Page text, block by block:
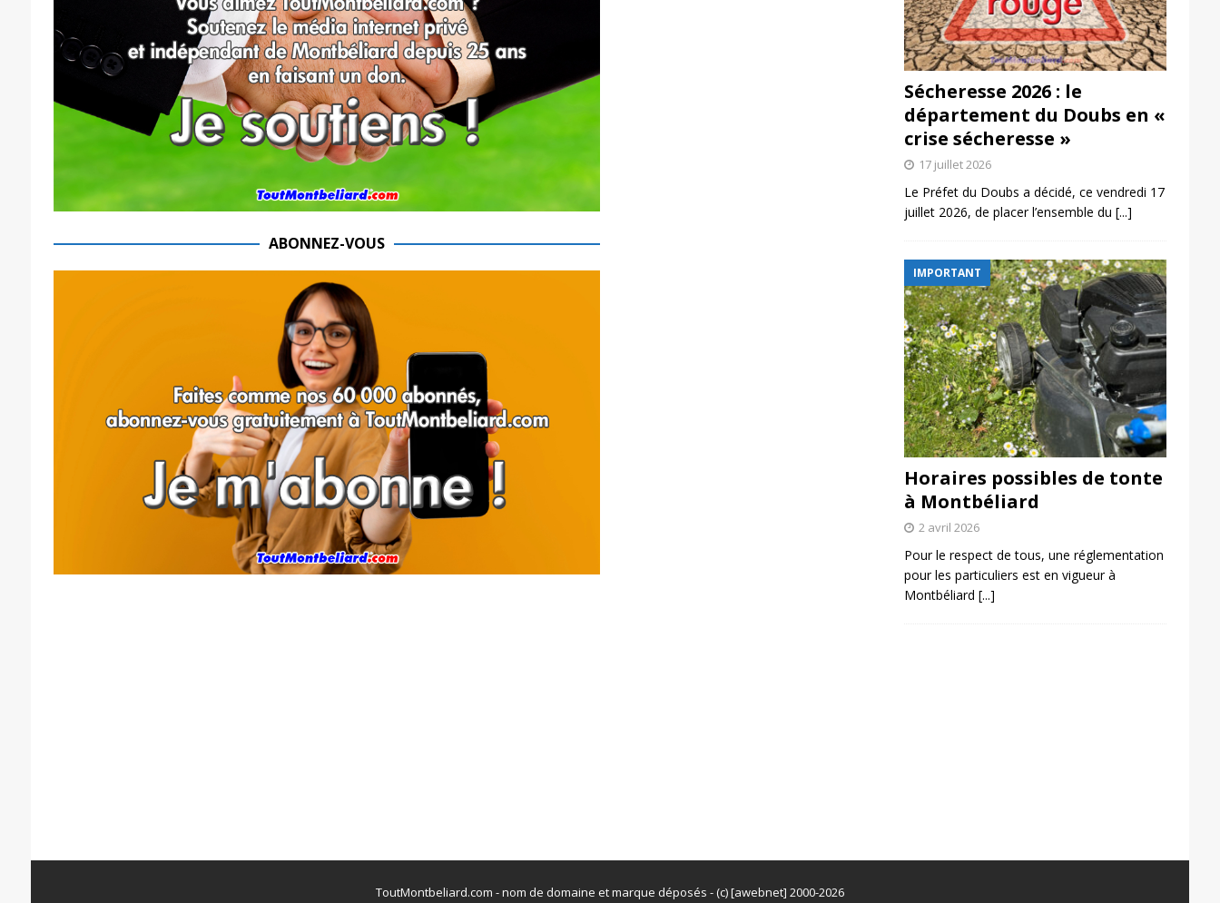
ABONNEZ-VOUS
Sécheresse 2026 : le
département du Doubs en «
crise sécheresse »
17 juillet 2026
Le Préfet du Doubs a décidé, ce vendredi 17
juillet 2026, de placer l’ensemble du [...]
IMPORTANT
Horaires possibles de tonte
à Montbéliard
2 avril 2026
Pour le respect de tous, une réglementation
pour les particuliers est en vigueur à
Montbéliard [...]
ToutMontbeliard.com - nom de domaine et marque déposés - (c) [awebnet] 2000-2026